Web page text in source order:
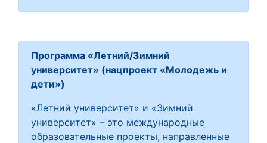
Программа «Летний/Зимний
университет» (нацпроект «Молодежь и
дети»)
«Летний университет» и «Зимний
университет» – это международные
образовательные проекты, направленные